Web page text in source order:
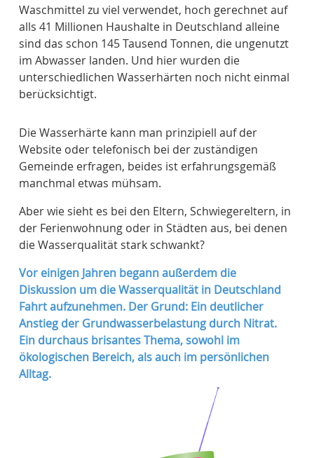
Waschmittel zu viel verwendet, hoch gerechnet auf
alls 41 Millionen Haushalte in Deutschland alleine
sind das schon 145 Tausend Tonnen, die ungenutzt
im Abwasser landen. Und hier wurden die
unterschiedlichen Wasserhärten noch nicht einmal
berücksichtigt.
Die Wasserhärte kann man prinzipiell auf der
Website oder telefonisch bei der zuständigen
Gemeinde erfragen, beides ist erfahrungsgemäß
manchmal etwas mühsam.
Aber wie sieht es bei den Eltern, Schwiegereltern, in
der Ferienwohnung oder in Städten aus, bei denen
die Wasserqualität stark schwankt?
Vor einigen Jahren begann außerdem die
Diskussion um die Wasserqualität in Deutschland
Fahrt aufzunehmen. Der Grund: Ein deutlicher
Anstieg der Grundwasserbelastung durch Nitrat.
Ein durchaus brisantes Thema, sowohl im
ökologischen Bereich, als auch im persönlichen
Alltag.